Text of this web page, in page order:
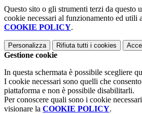
Questo sito o gli strumenti terzi da questo
cookie necessari al funzionamento ed utili
COOKIE POLICY.
Personalizza Rifiuta tutti i cookies
Gestione cookie
In questa schermata è possibile scegliere
I cookie necessari sono quelli che
piattaforma e non è possibile disabilitarli.
Per conoscere quali sono i cookie
visionare la COOKIE POLICY.